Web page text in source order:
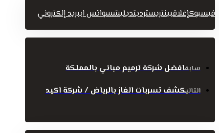
فيسبوكإغلاقبينتريسترديتديليشسواتس اببريد إلكتروني
سابقافضل شركة ترميم مباني بالمملكة
التاليكشف تسربات الغاز بالرياض / شركة اكيد